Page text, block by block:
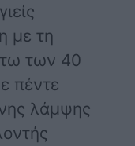
με τη
των 40
πέντε
λάμψης